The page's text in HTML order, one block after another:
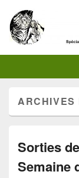
ARCHIVES
Sorties
Semaine